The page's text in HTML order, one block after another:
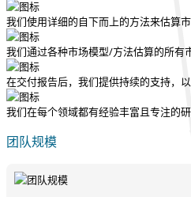
我们使用详细的自下而上的方法来估算
我们通过各种市场模型/方法估算的所有
在交付报告后，我们提供持续的支持，
我们在每个领域都有经验丰富且专注的
团队规模